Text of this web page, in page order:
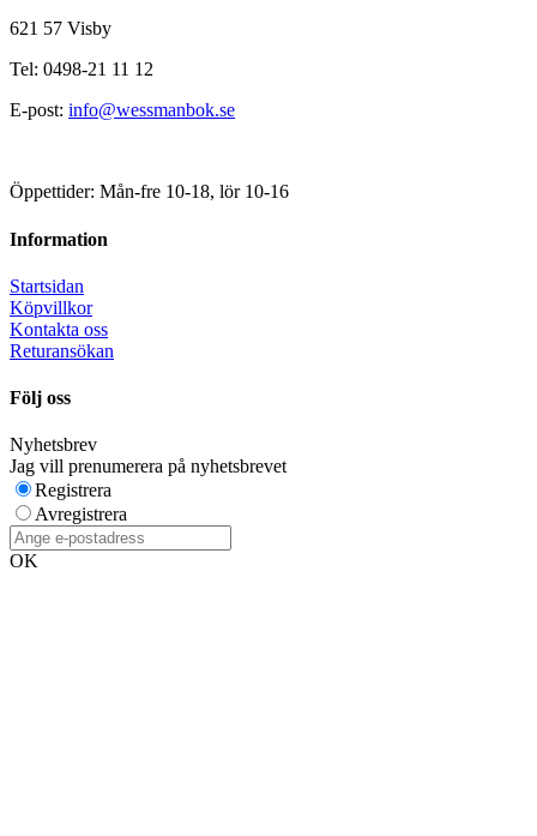
621 57 Visby
Tel: 0498-21 11 12
E-post: info@wessmanbok.se
Öppettider: Mån-fre 10-18, lör 10-16
Information
Startsidan
Köpvillkor
Kontakta oss
Returansökan
Följ oss
Nyhetsbrev
Jag vill prenumerera på nyhetsbrevet
Registrera
Avregistrera
OK